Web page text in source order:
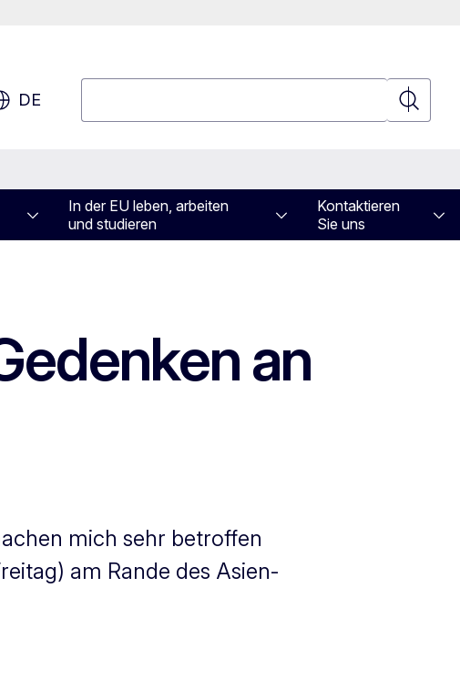
DE
Suchen
In der EU leben, arbeiten
und studieren
Kontaktieren
Sie uns
an
mich sehr betroffen
am Rande des Asien-